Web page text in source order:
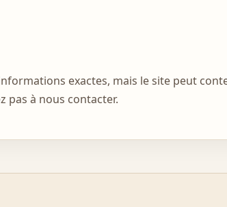
exactes, mais le site peut
pas à nous contacter.